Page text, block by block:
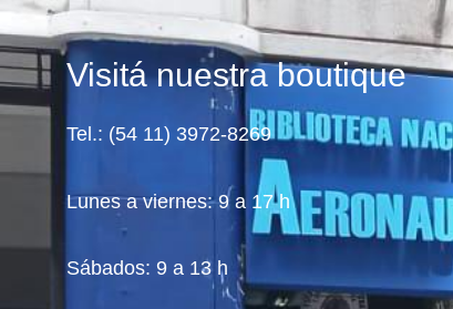
Visitá nuestra boutique
Tel.: (54 11) 3972-8269
Lunes a viernes: 9 a 17 h
Sábados: 9 a 13 h